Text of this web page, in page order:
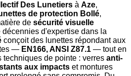
Des Lunetiers à Aze,
de protection Bollé,
de sécurité visuelle
décennies d'expertise dans la
conçoit des lunettes répondant aux
— EN166, ANSI Z87.1 — tout en
techniques de pointe : verres anti-
aux impacts et montures